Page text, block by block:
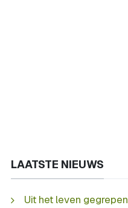
LAATSTE NIEUWS
Uit het leven gegrepen